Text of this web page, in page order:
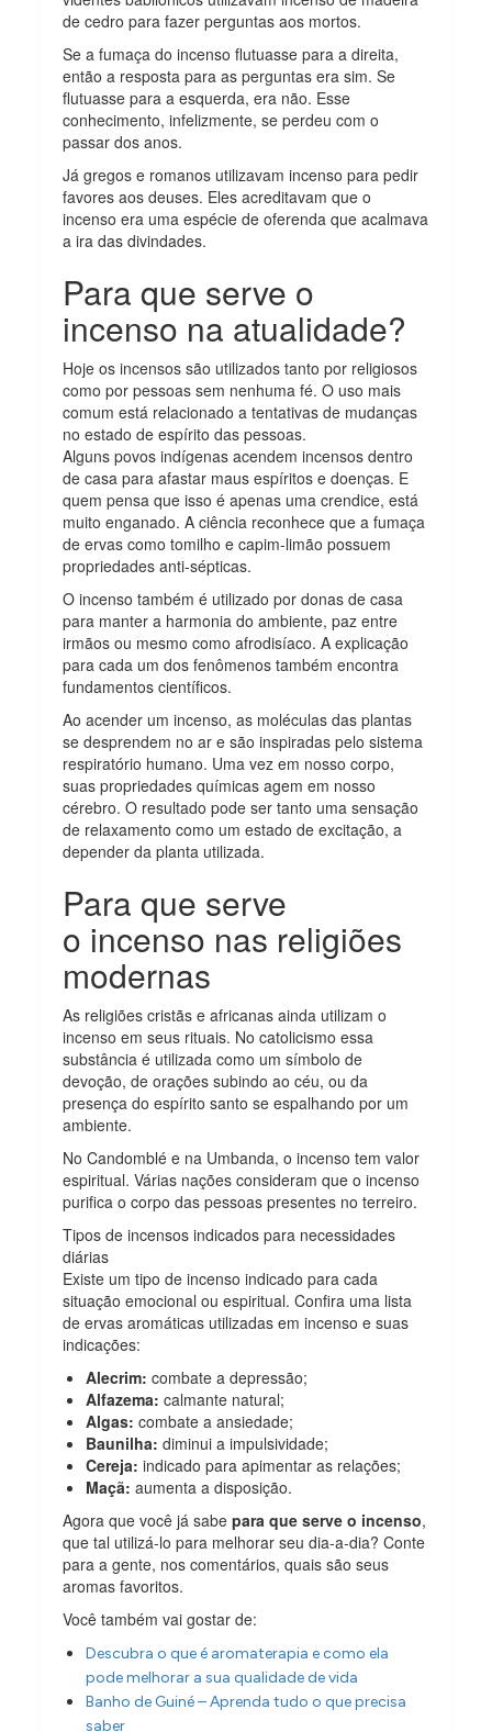
de cedro para fazer perguntas aos mortos.
Se a fumaça do incenso flutuasse para a direita,
então a resposta para as perguntas era sim. Se
flutuasse para a esquerda, era não. Esse
conhecimento, infelizmente, se perdeu com o
passar dos anos.
Já gregos e romanos utilizavam incenso para pedir
favores aos deuses. Eles acreditavam que o
incenso era uma espécie de oferenda que acalmava
a ira das divindades.
Para que serve o
incenso na atualidade?
Hoje os incensos são utilizados tanto por religiosos
como por pessoas sem nenhuma fé. O uso mais
comum está relacionado a tentativas de mudanças
no estado de espírito das pessoas.
Alguns povos indígenas acendem incensos dentro
de casa para afastar maus espíritos e doenças. E
quem pensa que isso é apenas uma crendice, está
muito enganado. A ciência reconhece que a fumaça
de ervas como tomilho e capim-limão possuem
propriedades anti-sépticas.
O incenso também é utilizado por donas de casa
para manter a harmonia do ambiente, paz entre
irmãos ou mesmo como afrodisíaco. A explicação
para cada um dos fenômenos também encontra
fundamentos científicos.
Ao acender um incenso, as moléculas das plantas
se desprendem no ar e são inspiradas pelo sistema
respiratório humano. Uma vez em nosso corpo,
suas propriedades químicas agem em nosso
cérebro. O resultado pode ser tanto uma sensação
de relaxamento como um estado de excitação, a
depender da planta utilizada.
Para que serve
o incenso nas religiões
modernas
As religiões cristãs e africanas ainda utilizam o
incenso em seus rituais. No catolicismo essa
substância é utilizada como um símbolo de
devoção, de orações subindo ao céu, ou da
presença do espírito santo se espalhando por um
ambiente.
No Candomblé e na Umbanda, o incenso tem valor
espiritual. Várias nações consideram que o incenso
purifica o corpo das pessoas presentes no terreiro.
Tipos de incensos indicados para necessidades
diárias
Existe um tipo de incenso indicado para cada
situação emocional ou espiritual. Confira uma lista
de ervas aromáticas utilizadas em incenso e suas
indicações:
Alecrim: combate a depressão;
Alfazema: calmante natural;
Algas: combate a ansiedade;
Baunilha: diminui a impulsividade;
Cereja: indicado para apimentar as relações;
Maçã: aumenta a disposição.
Agora que você já sabepara que serve o incenso,
que tal utilizá-lo para melhorar seu dia-a-dia? Conte
para a gente, nos comentários, quais são seus
aromas favoritos.
Você também vai gostar de:
Descubra o que é aromaterapia e como ela
pode melhorar a sua qualidade de vida
Banho de Guiné – Aprenda tudo o que precisa
saber